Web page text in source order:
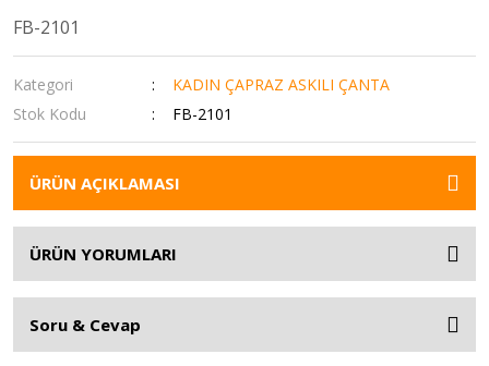
FB-2101
Kategori
KADIN ÇAPRAZ ASKILI ÇANTA
Stok Kodu
FB-2101
ÜRÜN AÇIKLAMASI
ÜRÜN YORUMLARI
Soru & Cevap